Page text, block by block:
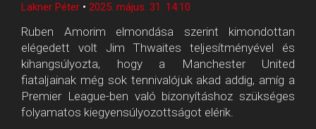
Lakner Péter • 2025. május. 31. 14:10
Ruben Amorim elmondása szerint kimondottan
elégedett volt Jim Thwaites teljesítményével és
kihangsúlyozta, hogy a Manchester United
fiataljainak még sok tennivalójuk akad addig, amíg a
Premier League-ben való bizonyításhoz szükséges
folyamatos kiegyensúlyozottságot elérik.